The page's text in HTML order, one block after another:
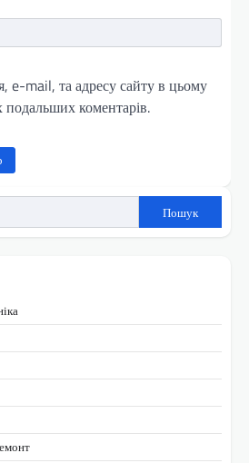
e-mail, та адресу сайту в цьому
подальших коментарів.
Пошук